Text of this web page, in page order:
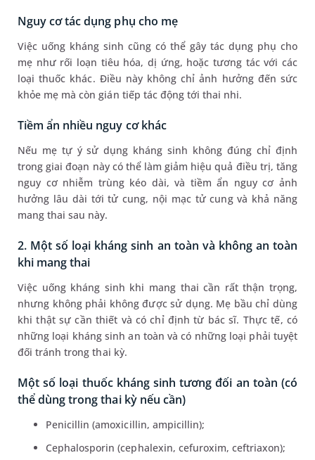
Nguy cơ tác dụng phụ cho mẹ
Việc uống kháng sinh cũng có thể gây tác dụng phụ cho
mẹ như rối loạn tiêu hóa, dị ứng, hoặc tương tác với các
loại thuốc khác. Điều này không chỉ ảnh hưởng đến sức
khỏe mẹ mà còn gián tiếp tác động tới thai nhi.
Tiềm ẩn nhiều nguy cơ khác
Nếu mẹ tự ý sử dụng kháng sinh không đúng chỉ định
trong giai đoạn này có thể làm giảm hiệu quả điều trị, tăng
nguy cơ nhiễm trùng kéo dài, và tiềm ẩn nguy cơ ảnh
hưởng lâu dài tới tử cung, nội mạc tử cung và khả năng
mang thai sau này.
2. Một số loại kháng sinh an toàn và không an toàn
khi mang thai
Việc uống kháng sinh khi mang thai cần rất thận trọng,
nhưng không phải không được sử dụng. Mẹ bầu chỉ dùng
khi thật sự cần thiết và có chỉ định từ bác sĩ. Thực tế, có
những loại kháng sinh an toàn và có những loại phải tuyệt
đối tránh trong thai kỳ.
Một số loại thuốc kháng sinh tương đối an toàn (có
thể dùng trong thai kỳ nếu cần)
Penicillin (amoxicillin, ampicillin);
Cephalosporin (cephalexin, cefuroxim, ceftriaxon);